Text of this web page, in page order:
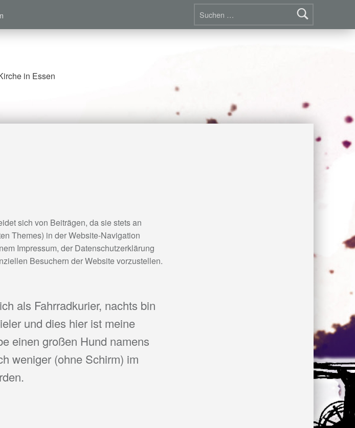
Suchen nach:
in Essen
sich von Beiträgen, da sie stets an
Themes) in der Website-Navigation
Impressum, der Datenschutzerklärung
Besuchern der Website vorzustellen.
als Fahrradkurier, nachts bin
und dies hier ist meine
einen großen Hund namens
weniger (ohne Schirm) im